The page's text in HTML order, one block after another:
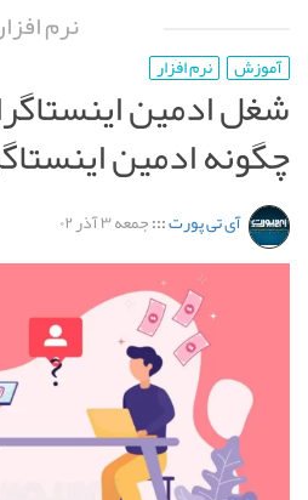
نرم
آموزش نرم افزار
شغل ادمین
چگونه ادمین
آی تی پورت:::جمعه ۳ آذر ۰۲